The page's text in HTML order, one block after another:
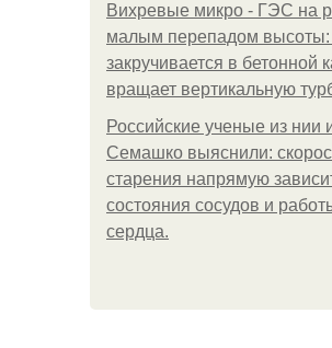
Вихревые микро - ГЭС на
малым перепадом высоты:
закручивается в бетонной
вращает вертикальную
Российские ученые из нии
Семашко выяснили:
старения напрямую
состояния сосудов и
сердца.